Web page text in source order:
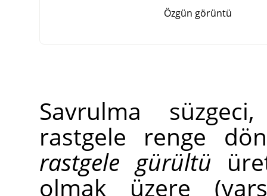
Özgün görüntü
Savrulma
rastgele renge
rastgele gürültü
olmak üzere